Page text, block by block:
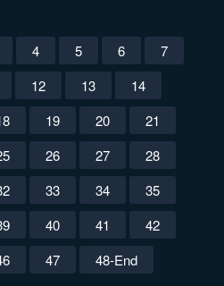
4 5 6
7
12 13
14
19 20
21
26 27
28
33 34
35
40 41
42
47 48-End